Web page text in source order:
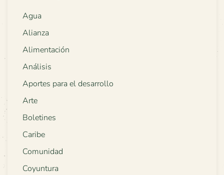
Agua
Alianza
Alimentación
Análisis
Aportes para el desarrollo
Arte
Boletines
Caribe
Comunidad
Coyuntura